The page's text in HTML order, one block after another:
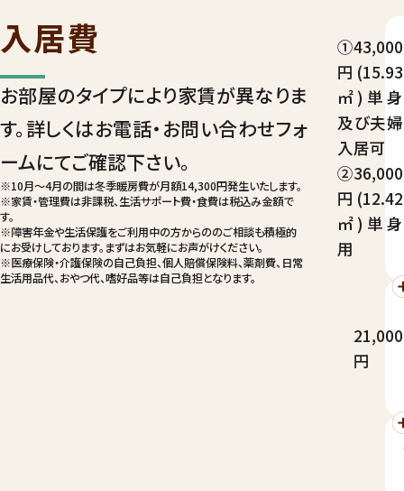
入居費
お部屋のタイプにより家賃が異なりま
す。詳しくはお電話・お問い合わせフォ
ームにてご確認下さい。
※10月～4月の間は冬季暖房費が月額14,300円発生いたします。
※家賃・管理費は非課税、生活サポート費・食費は税込み金額で
す。
※障害年金や生活保護をご利用中の方からののご相談も積極的
にお受けしております。まずはお気軽にお声がけください。
※医療保険・介護保険の自己負担、個人賠償保険料、薬剤費、日常
生活用品代、おやつ代、嗜好品等は自己負担となります。
①43,000
円(15.93
㎡)単身
及び夫婦
入居可
②36,000
円(12.42
㎡)単身
用
21,000
円